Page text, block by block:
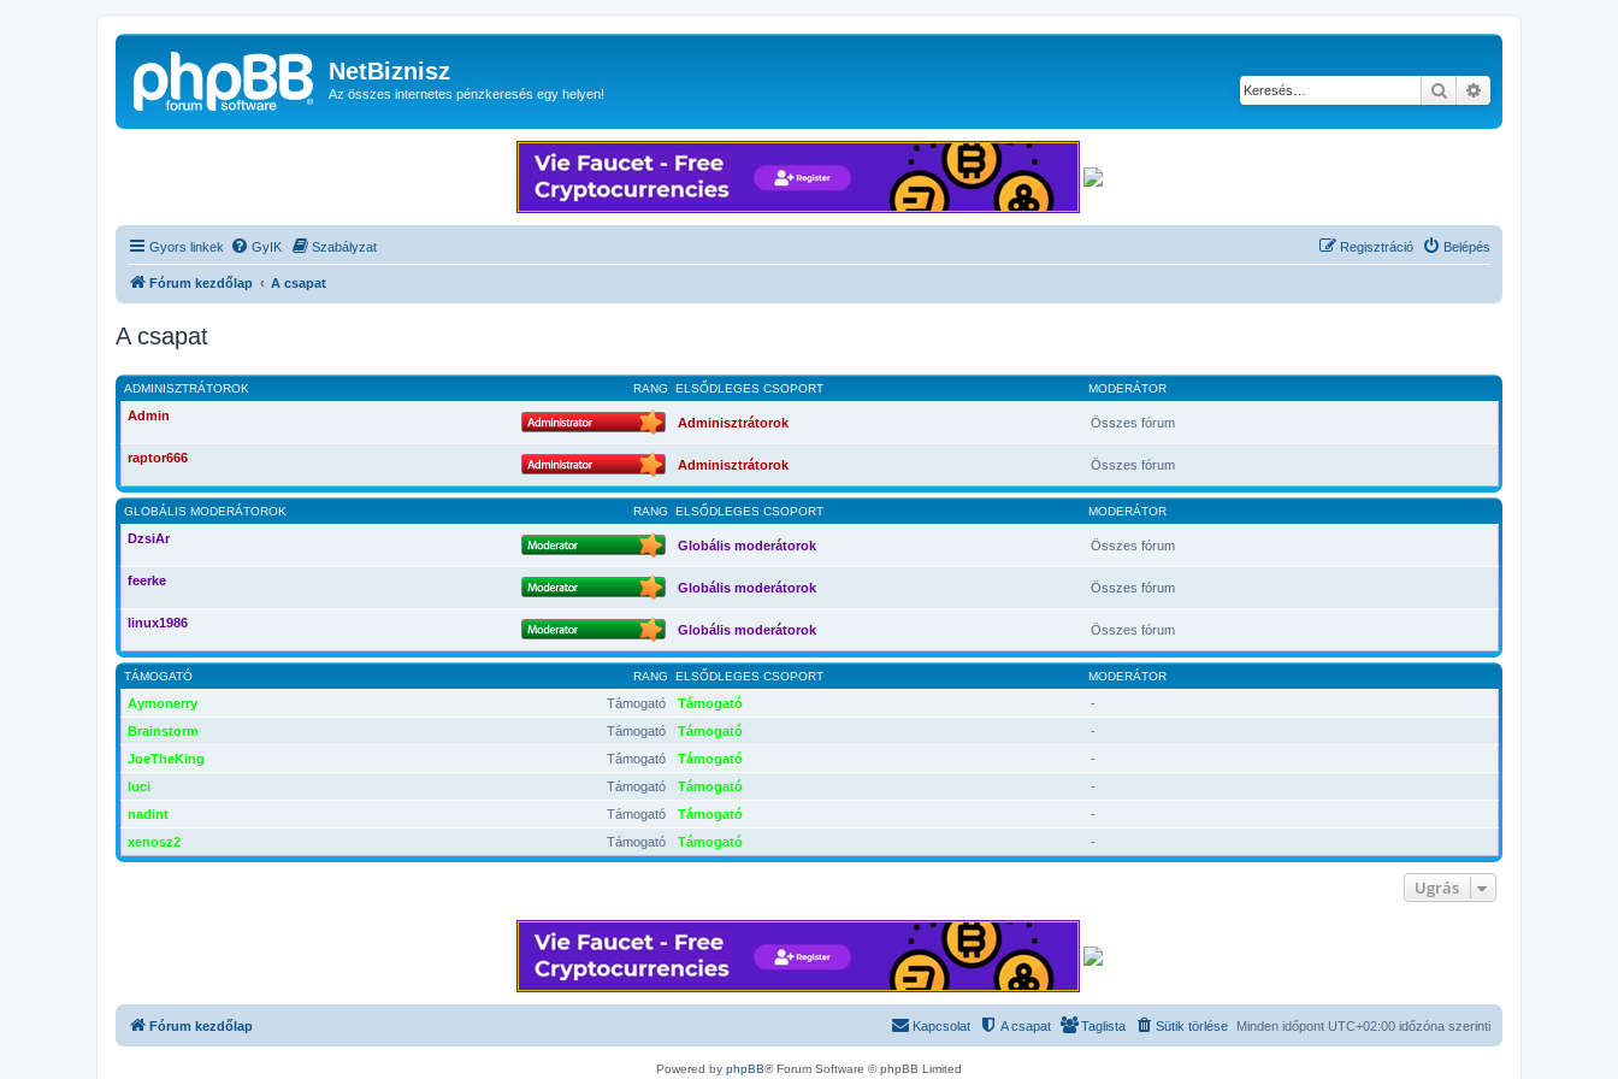
NetBiznisz
Az összes internetes pénzkeresés egy helyen! Keresés
Gyors linkek GyIK Szabályzat Belépés
Regisztráció
Fórum kezdőlap A csapat
A csapat
RANG
ADMINISZTRÁTOROK ELSŐDLEGES CSOPORT MODERÁTOR
Admin Adminisztrátorok Összes fórum
raptor666 Adminisztrátorok Összes fórum
RANG
GLOBÁLIS MODERÁTOROK ELSŐDLEGES CSOPORT MODERÁTOR
DzsiAr Globális moderátorok Összes fórum
feerke Globális moderátorok Összes fórum
linux1986 Globális moderátorok Összes fórum
RANG
TÁMOGATÓ ELSŐDLEGES CSOPORT MODERÁTOR
Támogató
Aymonerry Támogató
-
Támogató
Brainstorm Támogató
-
Támogató
JoeTheKing Támogató
-
Támogató
luci Támogató
-
Támogató
nadint Támogató
-
Támogató
xenosz2 Támogató -
Ugrás
Fórum kezdőlap Minden időpont UTC+02:00 időzóna szerinti
Sütik törlése
Taglista
A csapat
Kapcsolat
Powered by phpBB® Forum Software © phpBB Limited